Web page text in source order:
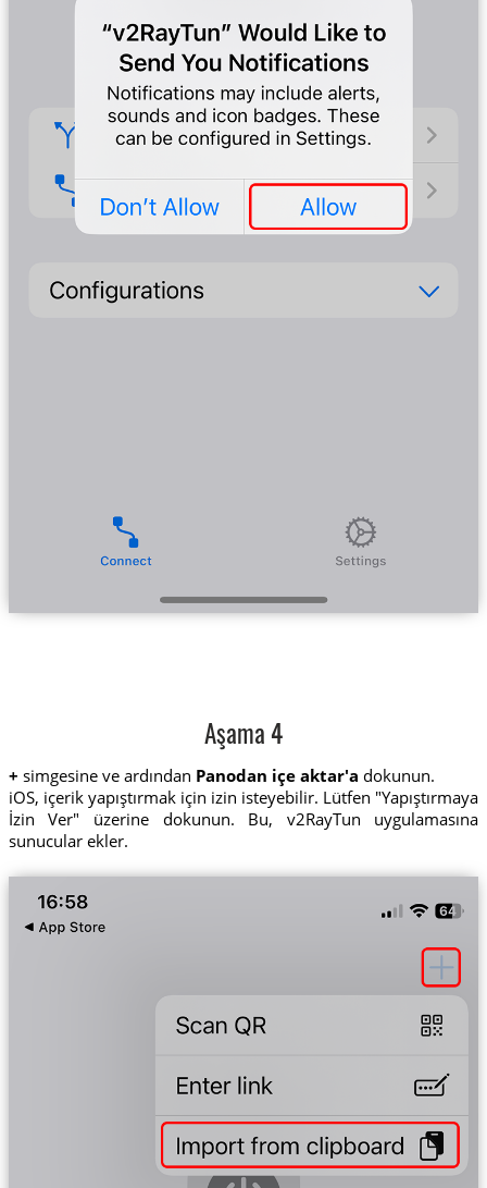
Aşama 4
+ simgesine ve ardından Panodan içe aktar'a dokunun.
iOS, içerik yapıştırmak için izin isteyebilir. Lütfen "Yapıştırmaya
İzin Ver" üzerine dokunun. Bu, v2RayTun uygulamasına
sunucular ekler.